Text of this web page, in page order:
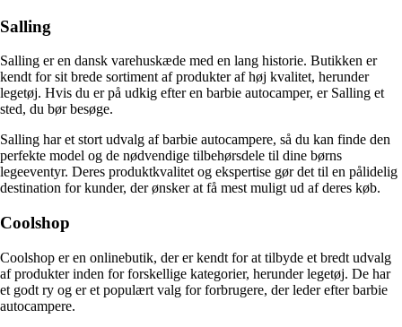
Salling
Salling er en dansk varehuskæde med en lang historie. Butikken er
kendt for sit brede sortiment af produkter af høj kvalitet, herunder
legetøj. Hvis du er på udkig efter en barbie autocamper, er Salling et
sted, du bør besøge.
Salling har et stort udvalg af barbie autocampere, så du kan finde den
perfekte model og de nødvendige tilbehørsdele til dine børns
legeeventyr. Deres produktkvalitet og ekspertise gør det til en pålidelig
destination for kunder, der ønsker at få mest muligt ud af deres køb.
Coolshop
Coolshop er en onlinebutik, der er kendt for at tilbyde et bredt udvalg
af produkter inden for forskellige kategorier, herunder legetøj. De har
et godt ry og er et populært valg for forbrugere, der leder efter barbie
autocampere.